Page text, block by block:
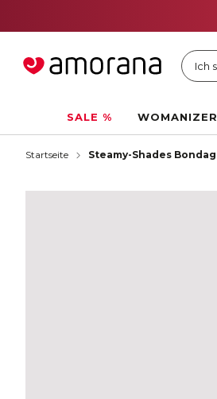
Ich
SALE % WOMANIZER
Startseite Steamy-Shades